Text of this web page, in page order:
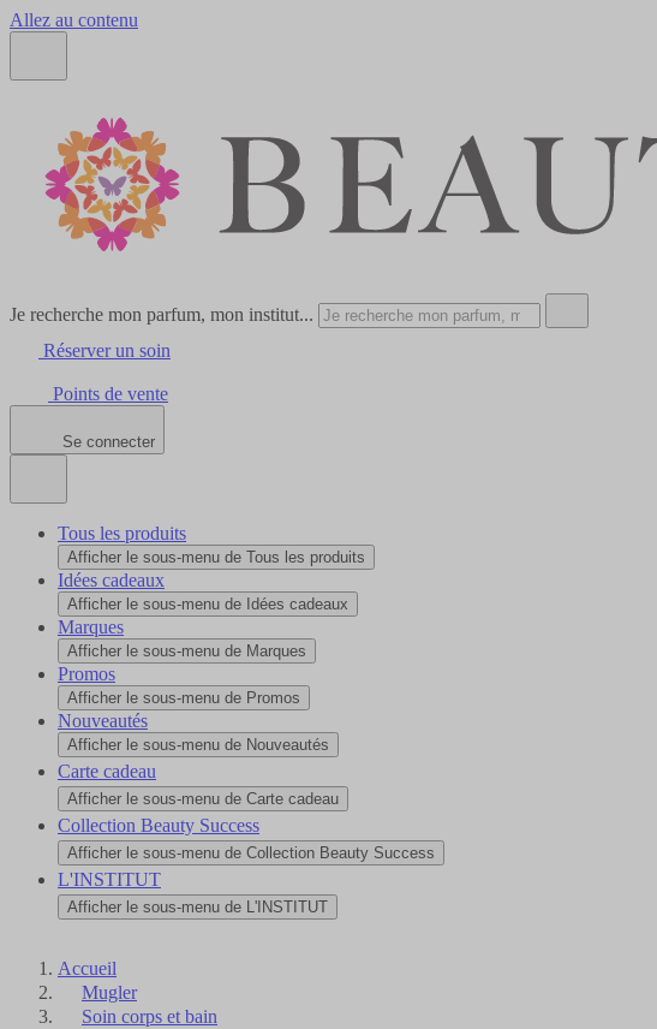
Allez au contenu
Je recherche mon parfum, mon institut...
Réserver un soin
Points de vente
Se connecter
Tous les produits
Afficher le sous-menu de Tous les produits
Idées cadeaux
Afficher le sous-menu de Idées cadeaux
Marques
Afficher le sous-menu de Marques
Promos
Afficher le sous-menu de Promos
Nouveautés
Afficher le sous-menu de Nouveautés
Carte cadeau
Afficher le sous-menu de Carte cadeau
Collection Beauty Success
Afficher le sous-menu de Collection Beauty Success
L'INSTITUT
Afficher le sous-menu de L'INSTITUT
Accueil
Mugler
Soin corps et bain